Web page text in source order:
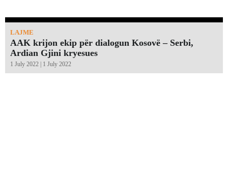
LAJME
AAK krijon ekip për dialogun Kosovë – Serbi,
Ardian Gjini kryesues
1 July 2022 | 1 July 2022